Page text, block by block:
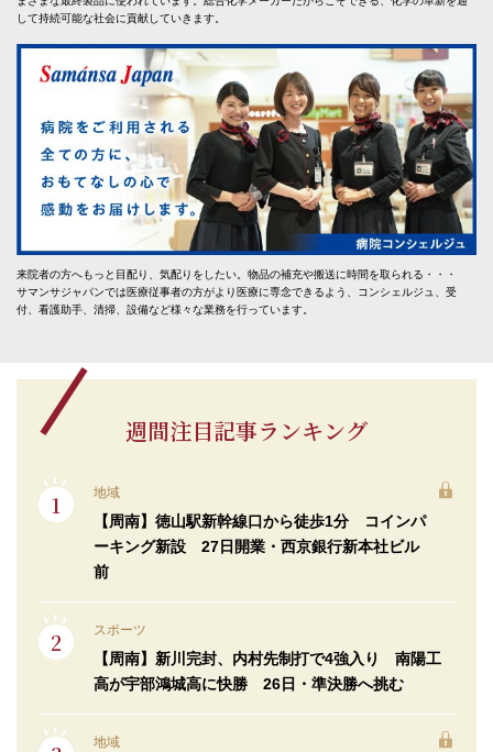
して持続可能な社会に貢献していきます。
来院者の方へもっと目配り、気配りをしたい。物品の補充や搬送に時間を取られる・・・
サマンサジャパンでは医療従事者の方がより医療に専念できるよう、コンシェルジュ、受
付、看護助手、清掃、設備など様々な業務を行っています。
週間注目記事ランキング
地域
【周南】徳山駅新幹線口から徒歩1分 コインパ
ーキング新設 27日開業・西京銀行新本社ビル
前
スポーツ
【周南】新川完封、内村先制打で4強入り 南陽工
高が宇部鴻城高に快勝 26日・準決勝へ挑む
地域